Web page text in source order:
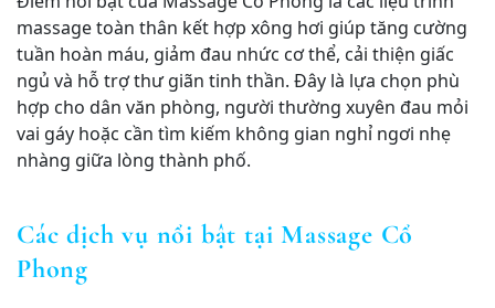
massage toàn thân kết hợp xông hơi giúp tăng cường
tuần hoàn máu, giảm đau nhức cơ thể, cải thiện giấc
ngủ và hỗ trợ thư giãn tinh thần. Đây là lựa chọn phù
hợp cho dân văn phòng, người thường xuyên đau mỏi
vai gáy hoặc cần tìm kiếm không gian nghỉ ngơi nhẹ
nhàng giữa lòng thành phố.
Các dịch vụ nổi bật tại Massage Cổ
Phong